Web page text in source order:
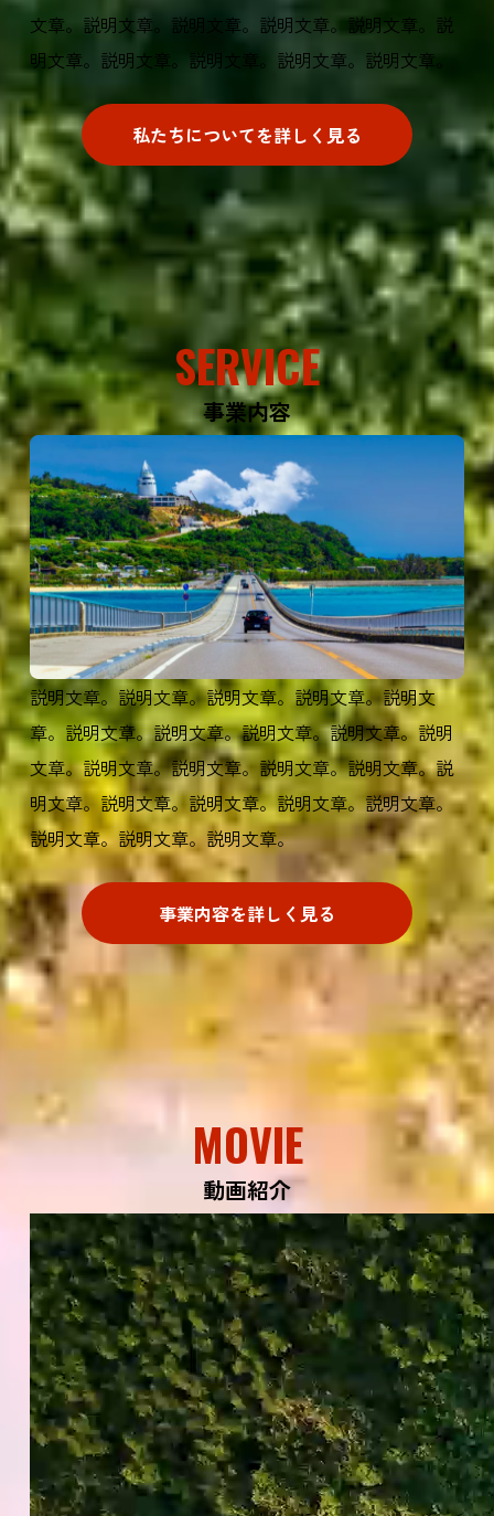
文章。説明文章。説明文章。説明文章。説明文章。説
明文章。説明文章。説明文章。説明文章。説明文章。
私たちについてを詳しく見る
SERVICE
事業内容
説明文章。説明文章。説明文章。説明文章。説明文
章。説明文章。説明文章。説明文章。説明文章。説明
文章。説明文章。説明文章。説明文章。説明文章。説
明文章。説明文章。説明文章。説明文章。説明文章。
説明文章。説明文章。説明文章。
事業内容を詳しく見る
MOVIE
動画紹介